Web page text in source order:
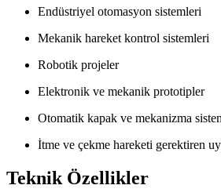
Endüstriyel otomasyon sistemleri
Mekanik hareket kontrol sistemleri
Robotik projeler
Elektronik ve mekanik prototipler
Otomatik kapak ve mekanizma
İtme ve çekme hareketi gerektiren
Teknik Özellikler